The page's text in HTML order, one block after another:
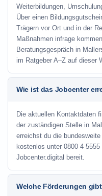
Weiterbildungen,
Über einen
Trägern vor Ort und in der
Maßnahmen infrage
Beratungsgespräch in
im Ratgeber A–Z auf dieser
Wie ist das Jobcenter
Die aktuellen Kontaktdaten
der zuständigen Stelle in
erreichst du die
kostenlos unter 0800 4
Jobcenter.digital bereit.
Welche Förderungen